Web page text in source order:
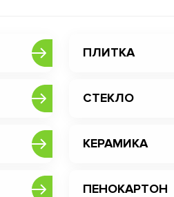
ПЛИТКА
СТЕКЛО
КЕРАМИКА
ПЕНОКАРТОН